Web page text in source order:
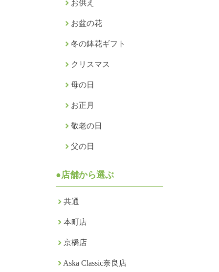
お供え
お盆の花
冬の鉢花ギフト
クリスマス
母の日
お正月
敬老の日
父の日
●店舗から選ぶ
共通
本町店
京橋店
Aska Classic奈良店